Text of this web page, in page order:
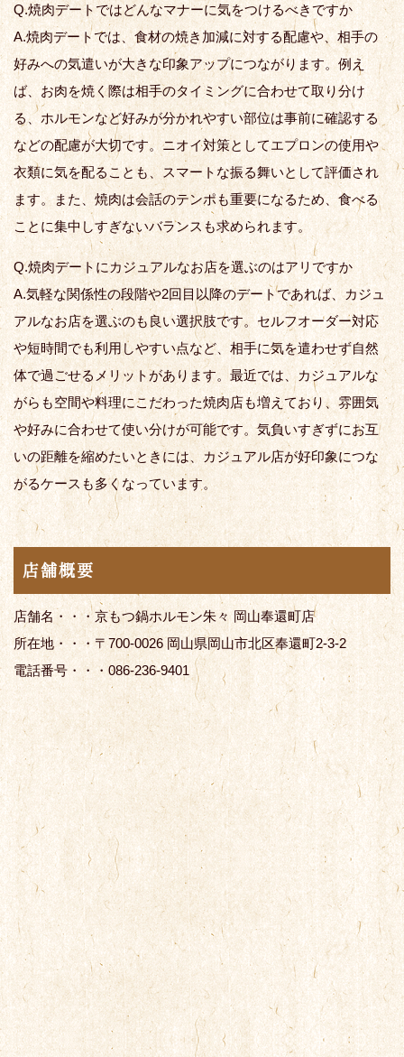
Q.焼肉デートではどんなマナーに気をつけるべきですか
A.焼肉デートでは、食材の焼き加減に対する配慮や、相手の
好みへの気遣いが大きな印象アップにつながります。例え
ば、お肉を焼く際は相手のタイミングに合わせて取り分け
る、ホルモンなど好みが分かれやすい部位は事前に確認する
などの配慮が大切です。ニオイ対策としてエプロンの使用や
衣類に気を配ることも、スマートな振る舞いとして評価され
ます。また、焼肉は会話のテンポも重要になるため、食べる
ことに集中しすぎないバランスも求められます。
Q.焼肉デートにカジュアルなお店を選ぶのはアリですか
A.気軽な関係性の段階や2回目以降のデートであれば、カジュ
アルなお店を選ぶのも良い選択肢です。セルフオーダー対応
や短時間でも利用しやすい点など、相手に気を遣わせず自然
体で過ごせるメリットがあります。最近では、カジュアルな
がらも空間や料理にこだわった焼肉店も増えており、雰囲気
や好みに合わせて使い分けが可能です。気負いすぎずにお互
いの距離を縮めたいときには、カジュアル店が好印象につな
がるケースも多くなっています。
店舗概要
店舗名・・・京もつ鍋ホルモン朱々 岡山奉還町店
所在地・・・〒700-0026 岡山県岡山市北区奉還町2-3-2
電話番号・・・086-236-9401